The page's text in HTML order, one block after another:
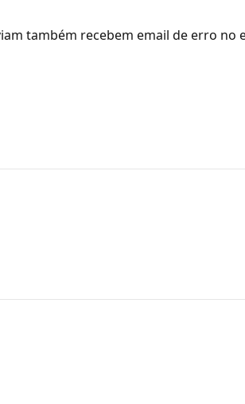
também recebem email de erro no